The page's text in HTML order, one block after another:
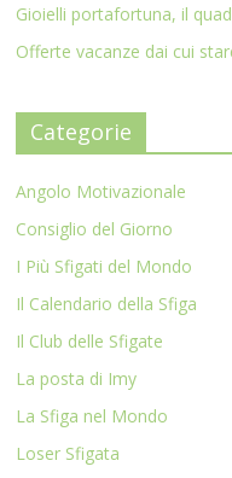
Gioielli portafortuna, il
Offerte vacanze dai cui
Categorie
Angolo Motivazionale
Consiglio del Giorno
I Più Sfigati del Mondo
Il Calendario della Sfiga
Il Club delle Sfigate
La posta di Imy
La Sfiga nel Mondo
Loser Sfigata